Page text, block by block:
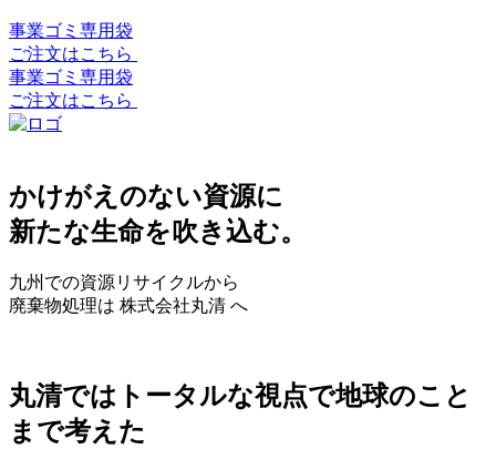
事業ゴミ専用袋
ご注文はこちら
事業ゴミ専用袋
ご注文はこちら
かけがえのない資源に
新たな生命を吹き込む。
九州での資源リサイクルから
廃棄物処理は 株式会社丸清 へ
丸清ではトータルな視点で地球のこと
まで考えた